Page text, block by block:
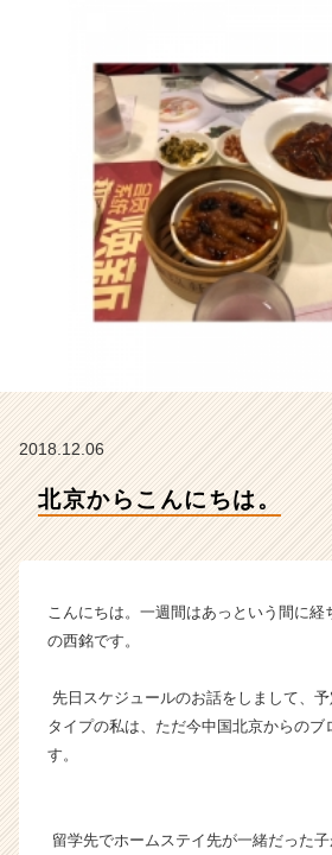
テ
ィ
ー
の
タ
イ
ム
ラ
イ
ン】
|
チ
長
企
か
ス
ト
届
サ
2018.12.06
北京からこんにちは。
こんにちは。一週間はあっという間に経
の西銘です。
先日スケジュールのお話をしまして、
タイプの私は、ただ今中国北京からのブ
す。
留学先でホームステイ先が一緒だった